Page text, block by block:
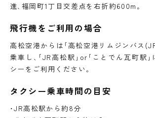
進､福岡町1丁目交差点を右折約600m｡
飛行機をご利用の場合
高松空港からは｢高松空港リムジンバス
乗車し､｢JR高松駅｣or｢ことでん瓦町駅｣
シーをご利用ください｡
タクシー乗車時間の目安
･JR高松駅から約8分